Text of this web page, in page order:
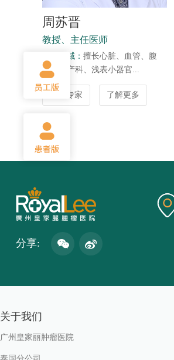
周苏晋
教授、主任医师
擅长领域： 擅长心脏、血管、腹
部、妇产科、浅表小器官...
预约专家 了解更多
分享:
关于我们
广州皇家丽肿瘤医院